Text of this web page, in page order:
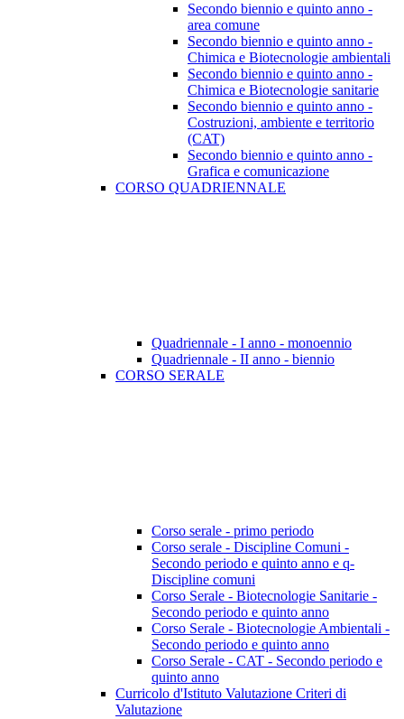
Secondo biennio e quinto anno -
area comune
Secondo biennio e quinto anno -
Chimica e Biotecnologie ambientali
Secondo biennio e quinto anno -
Chimica e Biotecnologie sanitarie
Secondo biennio e quinto anno -
Costruzioni, ambiente e territorio
(CAT)
Secondo biennio e quinto anno -
Grafica e comunicazione
CORSO QUADRIENNALE
Quadriennale - I anno - monoennio
Quadriennale - II anno - biennio
CORSO SERALE
Corso serale - primo periodo
Corso serale - Discipline Comuni -
Secondo periodo e quinto anno e q-
Discipline comuni
Corso Serale - Biotecnologie Sanitarie -
Secondo periodo e quinto anno
Corso Serale - Biotecnologie Ambientali -
Secondo periodo e quinto anno
Corso Serale - CAT - Secondo periodo e
quinto anno
Curricolo d'Istituto Valutazione Criteri di
Valutazione